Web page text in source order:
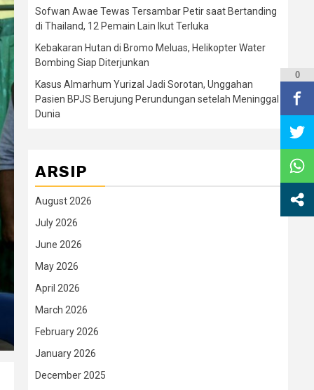
Sofwan Awae Tewas Tersambar Petir saat Bertanding
di Thailand, 12 Pemain Lain Ikut Terluka
Kebakaran Hutan di Bromo Meluas, Helikopter Water
Bombing Siap Diterjunkan
Kasus Almarhum Yurizal Jadi Sorotan, Unggahan
Pasien BPJS Berujung Perundungan setelah Meninggal
Dunia
ARSIP
August 2026
July 2026
June 2026
May 2026
April 2026
March 2026
February 2026
January 2026
December 2025
0